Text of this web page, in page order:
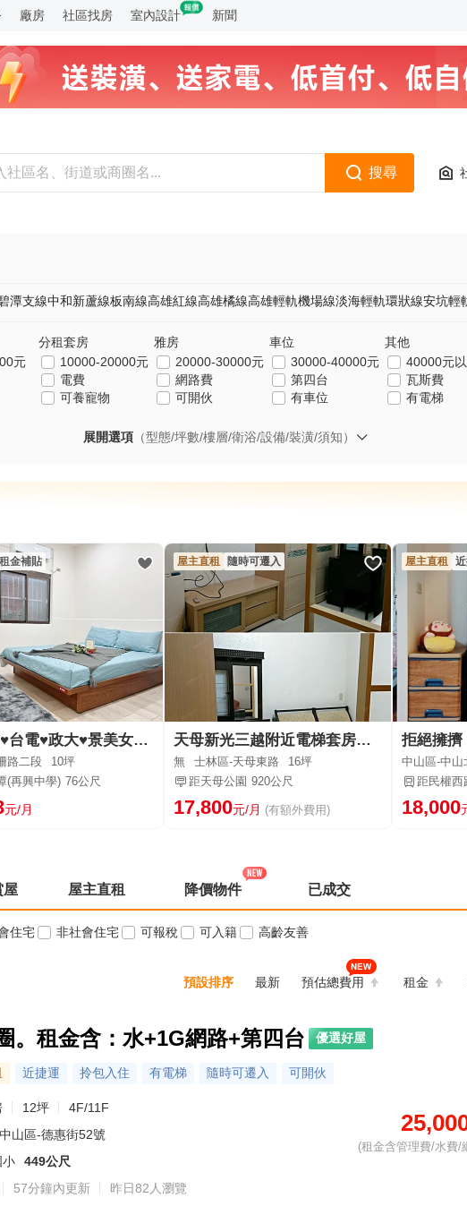
廠房 社區找房 室內設計 新聞
搜尋
潭支線中和新蘆線板南線高雄紅線高雄橘線高雄輕軌機場線淡海輕軌環狀線安坑輕
分租套房 雅房 車位
其他
元 10000-20000元 20000-30000元 30000-40000元 40000元
電費 網路費 第四台 瓦斯費
可養寵物 可開伙 有車位 有電梯
展開選項 （型態/坪數/樓層/衛浴/設備/裝潢/須知）
租金補貼
♥︎可租補♥︎台電♥政大♥景美女中♥萬芳醫院♥
路二段
10坪
(再興中學) 76公尺
元/月
屋主直租 隨時可遷入
天母新光三越附近電梯套房（客廳+廚房+房間）
無 士林區-天母東路
16坪
距天母公園 920公尺
17,800元/月 (有額外費用)
屋主直租
中山區-中山
距民權西
18,000
屋 屋主直租 降價物件 已成交
住宅 非社會住宅 可報稅 可入籍 高齡友善
預設排序 最新 預估總費用 租金
。租金含：水+1G網路+第四台 優選好屋
近捷運 拎包入住 有電梯 隨時可遷入 可開伙
12坪
4F/11F
中山區-德惠街52號
小
449公尺
57分鐘內更新 昨日82人瀏覽
(租金含管理費/水費/